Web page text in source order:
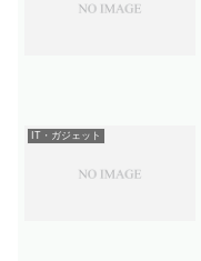
IT・ガジェット